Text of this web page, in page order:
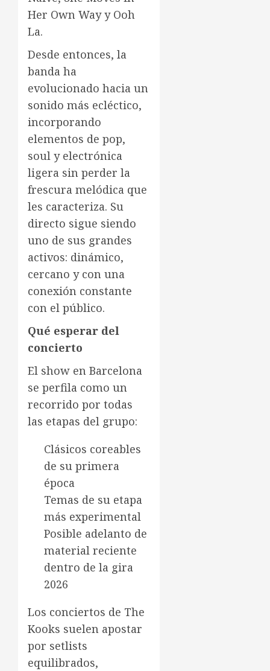
Her Own Way y Ooh
La.
Desde entonces, la
banda ha
evolucionado hacia un
sonido más ecléctico,
incorporando
elementos de pop,
soul y electrónica
ligera sin perder la
frescura melódica que
les caracteriza. Su
directo sigue siendo
uno de sus grandes
activos: dinámico,
cercano y con una
conexión constante
con el público.
Qué esperar del
concierto
El show en Barcelona
se perfila como un
recorrido por todas
las etapas del grupo:
Clásicos coreables
de su primera
época
Temas de su etapa
más experimental
Posible adelanto de
material reciente
dentro de la gira
2026
Los conciertos de The
Kooks suelen apostar
por setlists
equilibrados,